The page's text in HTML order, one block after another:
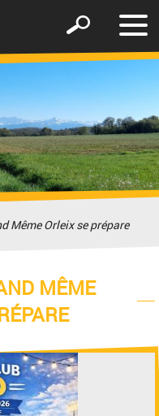
le
Afficher
formulaire
Même Orleix se prépare
MÊME